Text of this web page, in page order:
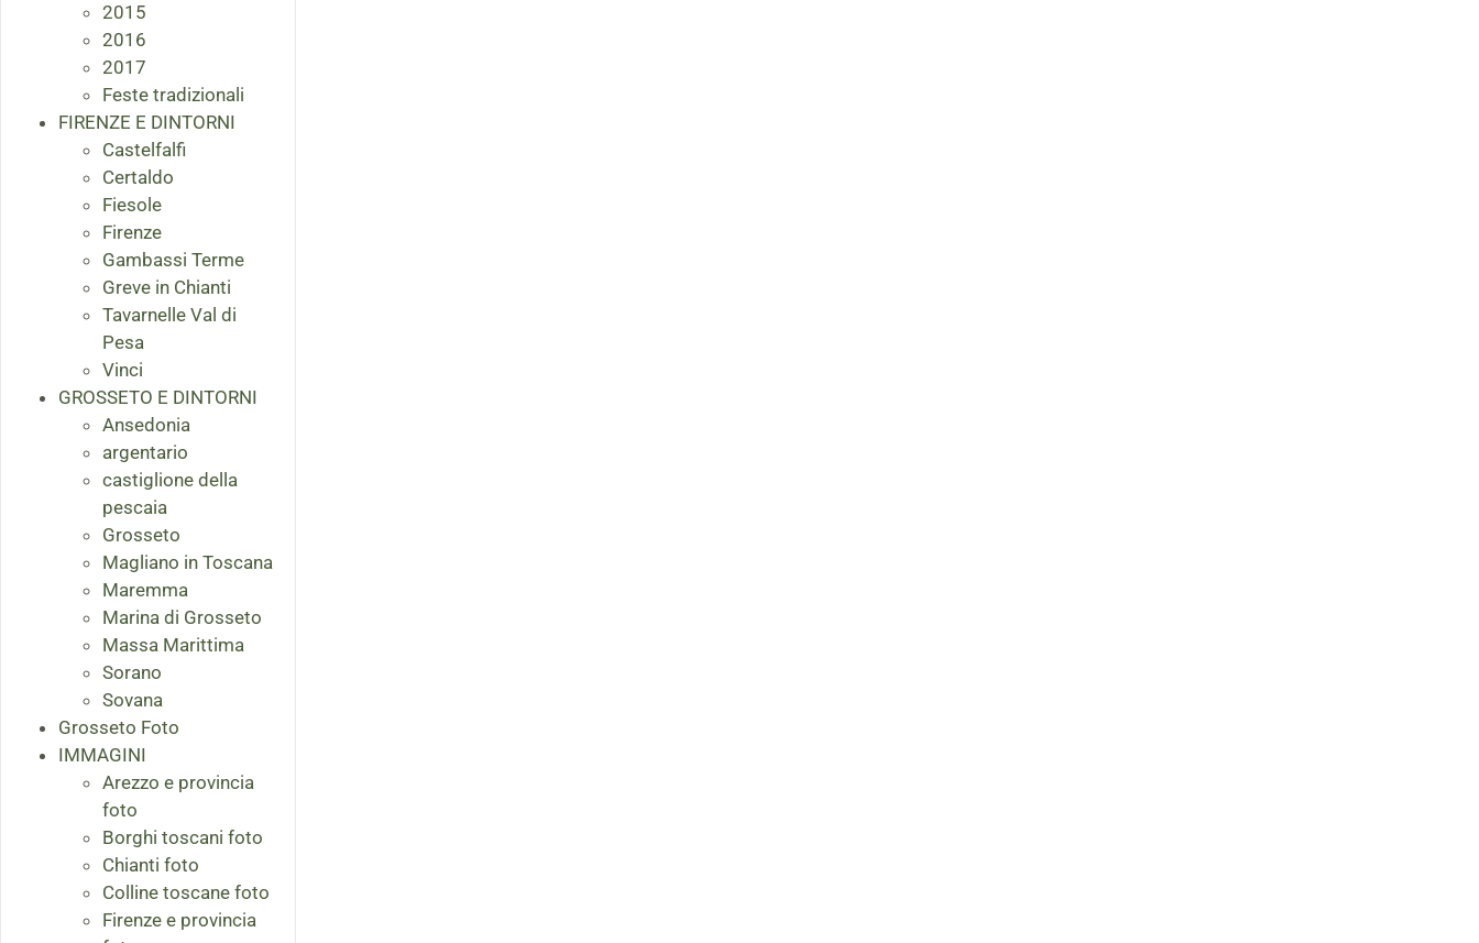
2015
2016
2017
Feste tradizionali
FIRENZE E DINTORNI
Castelfalfi
Certaldo
Fiesole
Firenze
Gambassi Terme
Greve in Chianti
Tavarnelle Val di
Pesa
Vinci
GROSSETO E DINTORNI
Ansedonia
argentario
castiglione della
pescaia
Grosseto
Magliano in Toscana
Maremma
Marina di Grosseto
Massa Marittima
Sorano
Sovana
Grosseto Foto
IMMAGINI
Arezzo e provincia
foto
Borghi toscani foto
Chianti foto
Colline toscane foto
Firenze e provincia